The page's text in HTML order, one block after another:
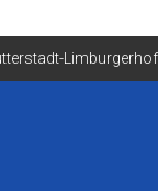
Limburgerhof